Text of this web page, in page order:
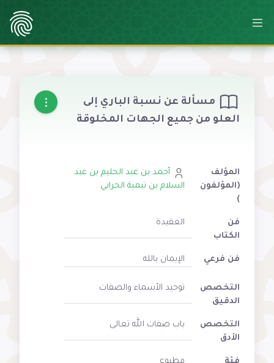
مسألة عن نسبة الباري إلى
العلو من جميع الجهات المخلوقة
المؤلف
(المؤلفون
)
أحمد بن عبد الحليم بن عبد
السلام بن تيمية الحراني
فن
الكتاب
العقيدة
فن فرعي الإيمان بالله
التخصص
الدقيق
توحيد الأسماء والصفات
التخصص
الأدق
باب صفات الله تعالى